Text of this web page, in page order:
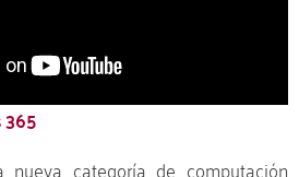
categoría de computación